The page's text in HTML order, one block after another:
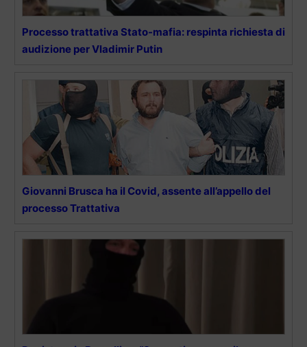
Processo trattativa Stato-mafia: respinta richiesta di
audizione per Vladimir Putin
Giovanni Brusca ha il Covid, assente all’appello del
processo Trattativa